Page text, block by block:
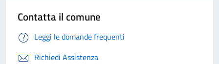
Contatta il comune
Leggi le domande frequenti
Richiedi Assistenza